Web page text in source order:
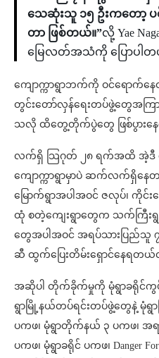
သေဆုံးသူ ၁၅ ဦးကတော့ ပ
တာ ဖြစ်တယ်။”လို့ Yae
မြေလတ်အသံကို ပြောပါတ
ကျောက္ကာ​ရွာဘက်ကို ဝင်ရောက်နေ
တွင်းတော်လှန်ရေးတပ်ဖွဲ့တွေအကြာ
သလို ထိတွေ့တိုက်ပွဲတွေ ဖြစ်ပွား
လက်ရှိ သြဂုတ် ၂၈ ရက်အထိ အဲ့ဒီ စ
ကျောက္ကာရွာမှာပဲ ဆက်လက်ရှိနေတ
မြောက်ရွာအပါအဝင် ဇလုပ်၊ ကိုင်းတ
ထုံ စတဲ့ကျေးရွာတွေက သက်ကြီး
တွေအပါအဝင် အရပ်သားပြည်သူ
ဆီ ထွက်ပြေးတိမ်းရှောင်နေရတ
အဆိုပါ တိုက်ခိုက်မှုကို မုံရွာခရိုင်ကွ
ရွာမြို့နယ်တပ်ရင်းတပ်ဖွဲ့တွေနဲ့ မုံရွ
ပကဖ၊ မုံရွာတိုက်နယ် ၃ ပကဖ၊ အ
ပကဖ၊ မုံရွာခရိုင် ပကဖ၊ Danger